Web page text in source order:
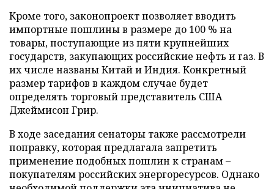
Кроме того, законопроект позволяет вводить
импортные пошлины в размере до 100 % на
товары, поступающие из пяти крупнейших
государств, закупающих российские нефть и газ. В
их числе названы Китай и Индия. Конкретный
размер тарифов в каждом случае будет
определять торговый представитель США
Джеймисон Грир.
В ходе заседания сенаторы также рассмотрели
поправку, которая предлагала запретить
применение подобных пошлин к странам –
покупателям российских энергоресурсов. Однако